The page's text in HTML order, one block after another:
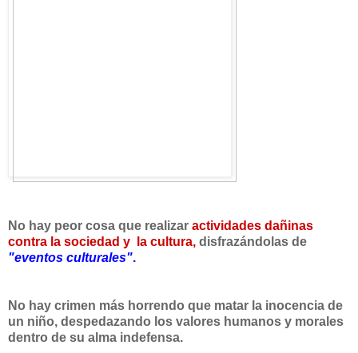
No hay peor cosa que realizar actividades dañinas
contra la sociedad y la cultura, disfrazándolas de
"eventos culturales".
No hay crimen más horrendo que matar la inocencia de
un niño, despedazando los valores humanos y morales
dentro de su alma indefensa.